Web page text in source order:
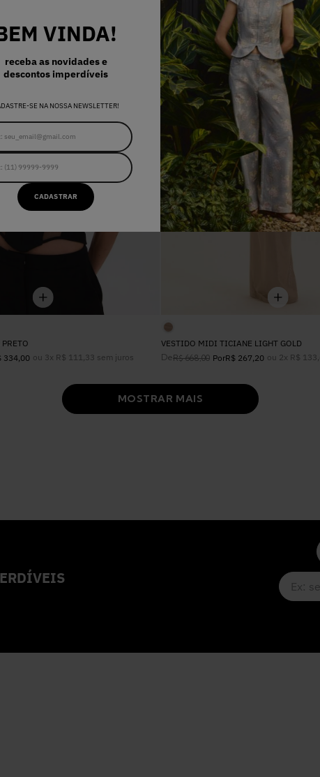
VINDA!
receba as novidades e
descontos imperdíveis
SE NA NOSSA NEWSLETTER!
CADASTRAR
334,00 ou 3x R$ 111, 33 sem juros
VESTIDO MIDI TICIANE LIGHT GOLD
DeR$ 668,00 PorR$ 267,20 ou 2x R$ 133,
MOSTRAR MAIS